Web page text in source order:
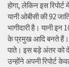
होगा, लेकिन इस
यानी ओबीसी की 92
भागीदारी है। यानी इन
के प्रमुख आदि बनते हैं।
पाते। इस बड़े अंतर को
उन्होंने अपनी रिपोर्ट